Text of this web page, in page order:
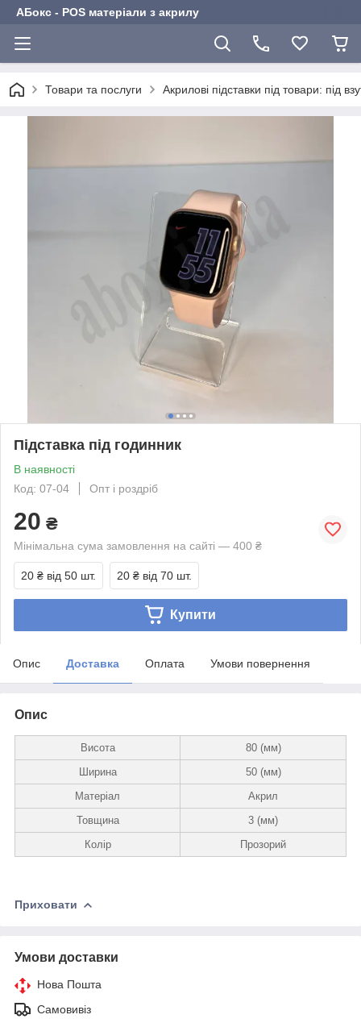
АБокс - POS матеріали з акрилу
Товари та послуги Акрилові підставки під товари: під
Підставка під годинник
В наявності
Код: 07-04
Опт і роздріб
20 ₴
Мінімальна сума замовлення на сайті — 400 ₴
20 ₴ від 50 шт. 20 ₴ від 70 шт.
Купити
Опис Доставка Оплата Умови повернення
Опис
Висота
80 (мм)
Ширина
50 (мм)
Матеріал
Акрил
Товщина
3 (мм)
Колір
Прозорий
Приховати
Умови доставки
Нова Пошта
Самовивіз